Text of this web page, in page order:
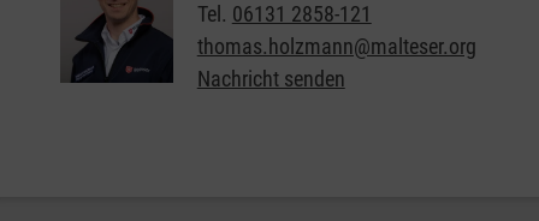
Tel. 06131 2858-121
thomas.holzmann@malteser.org
Nachricht senden